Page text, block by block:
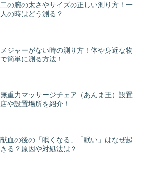
二の腕の太さやサイズの正しい測り方！一
人の時はどう測る？
メジャーがない時の測り方！体や身近な物
で簡単に測る方法！
無重力マッサージチェア（あんま王）設置
店や設置場所を紹介！
献血の後の「眠くなる」「眠い」はなぜ起
きる？原因や対処法は？